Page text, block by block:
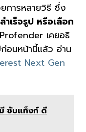
การหลายวิธี ซึ่ง
เร็จรูป หรือเลือก
เคยอธิ
อนหน้านี้แล้ว อ่าน
Next Gen
ซับแท็งก์ ดี